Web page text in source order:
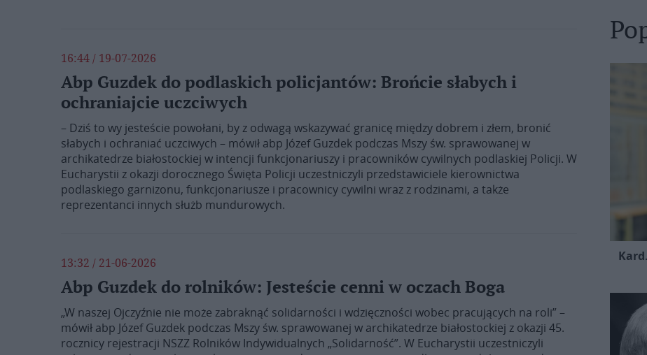
16:44 / 19-07-2026
Abp Guzdek do podlaskich policjantów: Brońcie słabych i
ochraniajcie uczciwych
– Dziś to wy jesteście powołani, by z odwagą wskazywać granicę między dobrem i złem, bronić
słabych i ochraniać uczciwych – mówił abp Józef Guzdek podczas Mszy św. sprawowanej w
archikatedrze białostockiej w intencji funkcjonariuszy i pracowników cywilnych podlaskiej Policji. W
Eucharystii z okazji dorocznego Święta Policji uczestniczyli przedstawiciele kierownictwa
podlaskiego garnizonu, funkcjonariusze i pracownicy cywilni wraz z rodzinami, a także
reprezentanci innych służb mundurowych.
13:32 / 21-06-2026
Abp Guzdek do rolników: Jesteście cenni w oczach Boga
„W naszej Ojczyźnie nie może zabraknąć solidarności i wdzięczności wobec pracujących na roli” –
mówił abp Józef Guzdek podczas Mszy św. sprawowanej w archikatedrze białostockiej z okazji 45.
rocznicy rejestracji NSZZ Rolników Indywidualnych „Solidarność”. W Eucharystii uczestniczyli